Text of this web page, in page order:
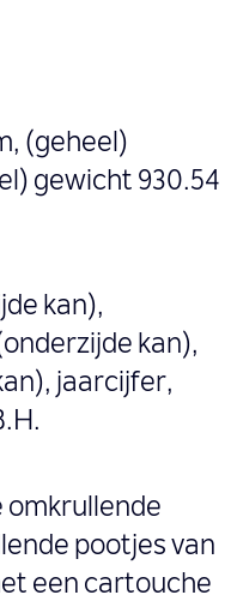
(geheel)
gewicht 930.54
kan),
kan),
jaarcijfer,
omkrullende
pootjes van
een cartouche